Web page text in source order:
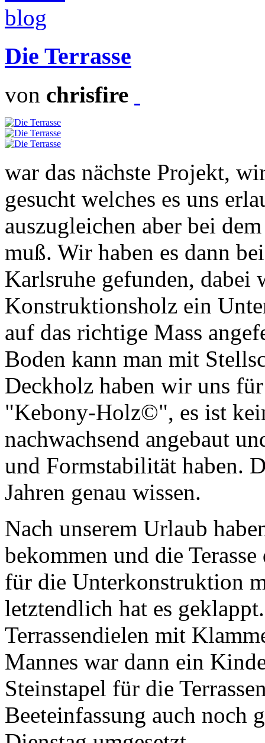
Die Terrasse
von chrisfire
war das nächste Projekt,
gesucht welches es uns
auszugleichen aber bei
muß. Wir haben es dann
Karlsruhe gefunden, dabei
Konstruktionsholz ein
auf das richtige Mass
Boden kann man mit
Deckholz haben wir uns
"Kebony-Holz©", es ist
nachwachsend angebaut
und Formstabilität haben.
Jahren genau wissen.
Nach unserem Urlaub
bekommen und die
für die Unterkonstruktion
letztendlich hat es
Terrassendielen mit
Mannes war dann ein
Steinstapel für die
Beeteinfassung auch noch